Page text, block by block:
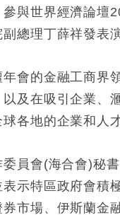
與世界經濟論壇
總理丁薛祥發表
會的金融工商
及在吸引企業、
各地的企業和人
員會(海合會)秘
示特區政府會積
市場、伊斯蘭金